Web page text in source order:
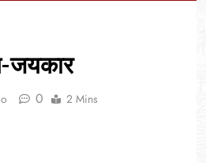
जयकार
0 2 Mins